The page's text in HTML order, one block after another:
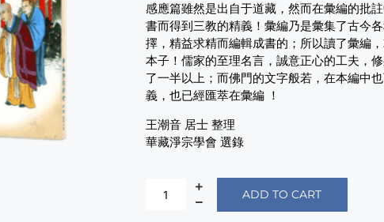
感應篇雖然是出自于道藏，然而在彙編的批
書而得到三教的精義！彙編乃是彙集了古今
擇，精益求精而編輯成書的；所以讀了彙編
本子！儒家的至理名言，誠意正心的工夫，
了一半以上；而佛門的文字般若，在本編中
義，也已經匯萃在彙編 ！
王潮音 居士 整理
華藏淨宗學會 選錄
ADD TO CART